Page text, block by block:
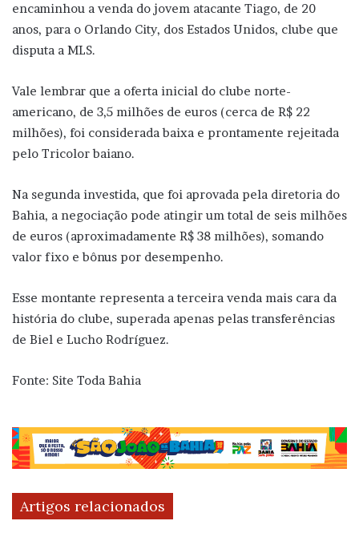
encaminhou a venda do jovem atacante Tiago, de 20
anos, para o Orlando City, dos Estados Unidos, clube que
disputa a MLS.
Vale lembrar que a oferta inicial do clube norte-
americano, de 3,5 milhões de euros (cerca de R$ 22
milhões), foi considerada baixa e prontamente rejeitada
pelo Tricolor baiano.
Na segunda investida, que foi aprovada pela diretoria do
Bahia, a negociação pode atingir um total de seis milhões
de euros (aproximadamente R$ 38 milhões), somando
valor fixo e bônus por desempenho.
Esse montante representa a terceira venda mais cara da
história do clube, superada apenas pelas transferências
de Biel e Lucho Rodríguez.
Fonte: Site Toda Bahia
Artigos relacionados